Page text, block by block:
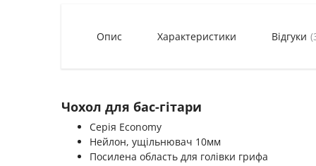
Опис Характеристики Відгуки
Чохол для бас-гітари
Серія Economy
Нейлон, ущільнювач 10мм
Посилена область для голівки грифа